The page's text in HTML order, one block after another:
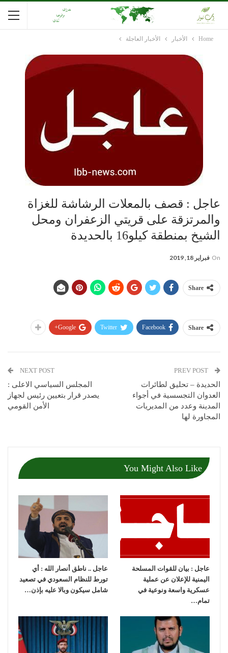
Home الأخبار الأخبار العاجلة
عاجل : قصف بالمعلات الرشاشة للغزاة
والمرتزقة على قريتي الزعفران ومحل
الشيخ بمنطقة كيلو16 بالحديدة
On فبراير 18, 2019
Share
Share
Facebook
Twitter
Google+
الحديدة – تحليق لطائرات
العدوان التجسسية في أجواء
المدينة وعدد من المديريات
المجاورة لها
NEXT POST
المجلس السياسي الاعلى :
يصدر قرار بتعيين رئيس لجهاز
الأمن القومي
You Might Also Like
عاجل : بيان للقوات المسلحة
اليمنية للإعلان عن عملية
عسكرية واسعة ونوعية في
تمام…
عاجل .. ناطق أنصار الله : أي
تورط للنظام السعودي في تصعيد
شامل سيكون وبالا عليه بإذن…